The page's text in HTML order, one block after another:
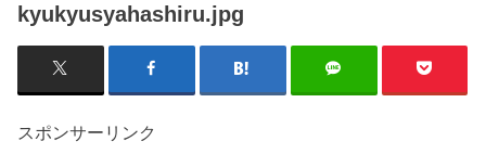
kyukyusyahashiru.jpg
スポンサーリンク